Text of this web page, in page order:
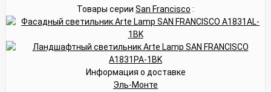
Товары серии San Francisco :
Информация о доставке
Эль-Монте